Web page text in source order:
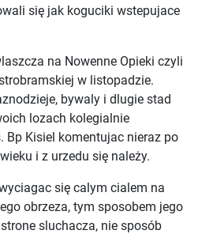
się jak koguciki wstepujace
na Nowenne Opieki czyli
w listopadzie.
bywaly i dlugie stad
lozach kolegialnie
Bp Kisiel komentujac nieraz po
i z urzedu się należy.
się calym cialem na
obrzeza, tym sposobem jego
sluchacza, nie sposób